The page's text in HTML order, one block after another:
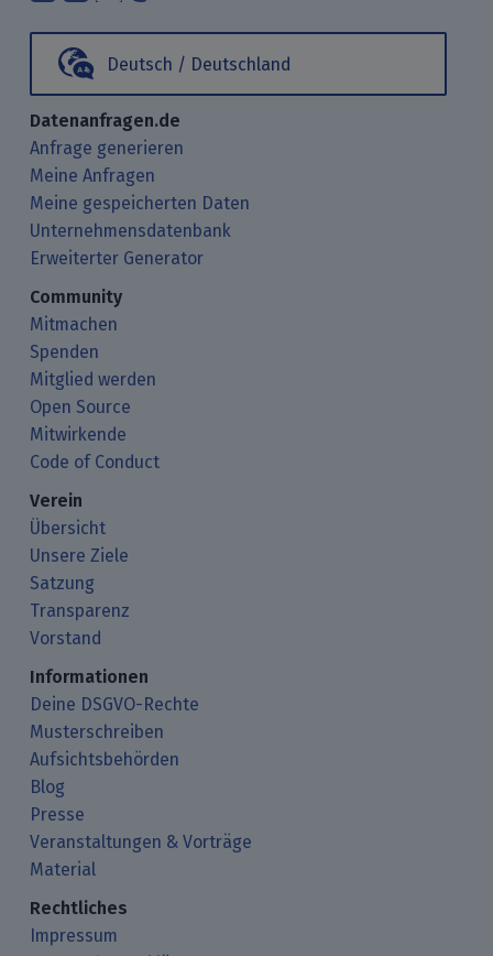
Deutsch / Deutschland
Datenanfragen.de
Anfrage generieren
Meine Anfragen
Meine gespeicherten Daten
Unternehmensdatenbank
Erweiterter Generator
Community
Mitmachen
Spenden
Mitglied werden
Open Source
Mitwirkende
Code of Conduct
Verein
Übersicht
Unsere Ziele
Satzung
Transparenz
Vorstand
Informationen
Deine DSGVO-Rechte
Musterschreiben
Aufsichtsbehörden
Blog
Presse
Veranstaltungen & Vorträge
Material
Rechtliches
Impressum